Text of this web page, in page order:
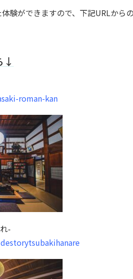
験ができますので、下記URLから
↓
roman-kan
-